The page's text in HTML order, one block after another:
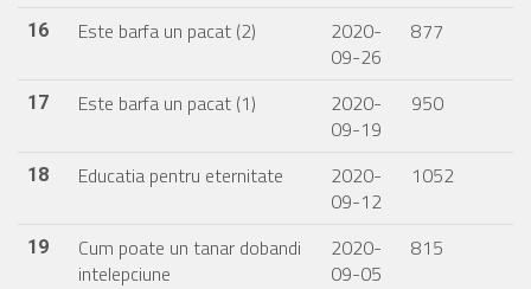
16 Este barfa un pacat (2)
2020-
09-26
877
17 Este barfa un pacat (1)
2020-
09-19
950
18 Educatia pentru eternitate
2020-
09-12
1052
19
Cum poate un tanar dobandi
intelepciune
2020-
09-05
815